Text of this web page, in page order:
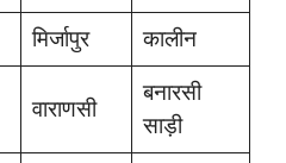
मिर्जापुर कालीन
वाराणसी
बनारसी
साड़ी